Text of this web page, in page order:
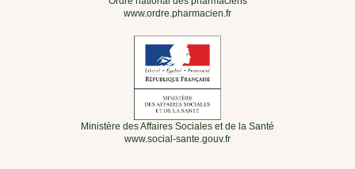
www.ordre.pharmacien.fr
Ministère des Affaires Sociales et de la Santé
www.social-sante.gouv.fr